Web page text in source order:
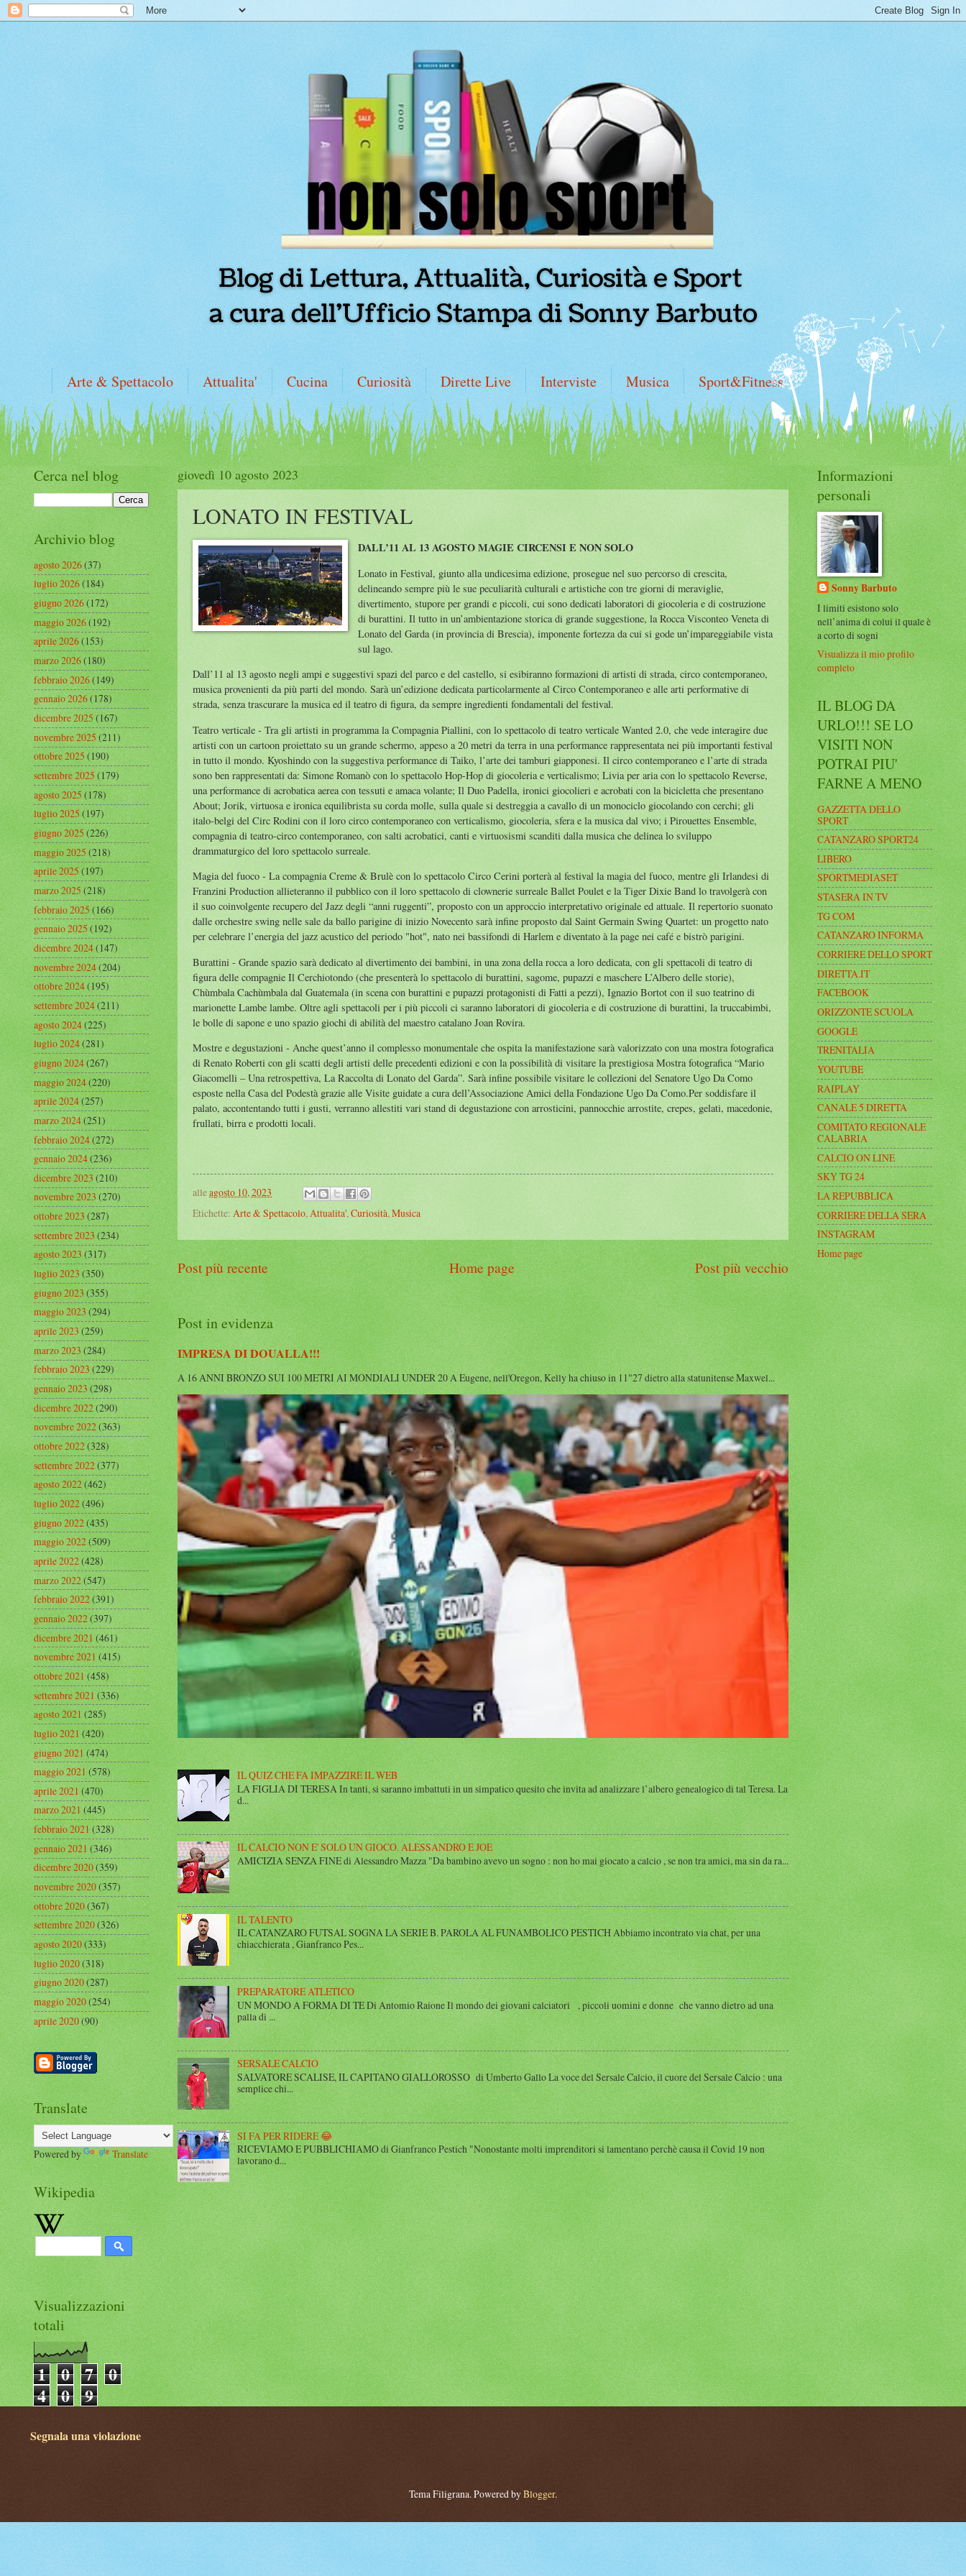
Arte & Spettacolo Attualita' Cucina Curiosità Dirette Live Interviste Musica Sport&Fitness
giovedì 10 agosto 2023
LONATO IN FESTIVAL
DALL’11 AL 13 AGOSTO MAGIE CIRCENSI E NON SOLO
Lonato in Festival, giunto alla undicesima edizione, prosegue nel suo percorso di crescita,
delineando sempre più le sue peculiarità culturali e artistiche con tre giorni di meraviglie,
divertimento, stupore per grandi e piccoli, cui sono dedicati laboratori di giocoleria e di costruzione
di burattini. Il tutto in un’ambientazione storica di grande suggestione, la Rocca Visconteo Veneta di
Lonato del Garda (in provincia di Brescia), imponente fortezza da cui si gode un’impareggiabile vista
sul lago.
Dall’11 al 13 agosto negli ampi e suggestivi spazi del parco e del castello, si esibiranno formazioni di artisti di strada, circo contemporaneo,
musica provenienti da più parti del mondo. Sarà un’edizione dedicata particolarmente al Circo Contemporaneo e alle arti performative di
strada, senza trascurare la musica ed il teatro di figura, da sempre ingredienti fondamentali del festival.
Teatro verticale - Tra gli artisti in programma la Compagnia Piallini, con lo spettacolo di teatro verticale Wanted 2.0, che vede interagire due
artisti con un cartoon proiettato su un grande schermo, appeso a 20 metri da terra in una performance rappresentata nei più importanti festival
in tutto il mondo. Kyoshindo con la suggestiva performance di Taiko, l’arte dei tamburi giapponesi. Il circo contemporaneo e l’arte di strada
sono ben rappresentati da: Simone Romanò con lo spettacolo Hop-Hop di giocoleria e verticalismo; Livia per aria con lo spettacolo Reverse,
una performance di acrobatica aerea con tessuti e amaca volante; Il Duo Padella, ironici giocolieri e acrobati con la bicicletta che presentano
About; Jorik, virtuosa e ironica equilibrista su corda molle, sulla quale si destreggia a cavallo di un monociclo giocolando con cerchi; gli
italo-belgi del Circ Rodini con il loro circo contemporaneo con verticalismo, giocoleria, sfera e la musica dal vivo; i Pirouettes Ensemble,
compagnia di teatro-circo contemporaneo, con salti acrobatici, canti e virtuosismi scanditi dalla musica che delinea lo sviluppo
drammaturgico del loro spettacolo surreale.
Magia del fuoco - La compagnia Creme & Brulè con lo spettacolo Circo Cerini porterà al festival la magia del fuoco, mentre gli Irlandesi di
Franzini Production allieteranno il pubblico con il loro spettacolo di clownerie surreale Ballet Poulet e la Tiger Dixie Band lo travolgerà con
il suo coinvolgente recupero del Jazz degli “anni ruggenti”, proposto con un approccio interpretativo originale ed attuale. Il repertorio suonato
dalle orchestre swing nelle sale da ballo parigine di inizio Novecento sarà infine proposto dal Saint Germain Swing Quartet: un progetto nato
per celebrare l’energia del jazz acustico del periodo "hot", nato nei bassifondi di Harlem e diventato à la page nei café e bistrò parigini.
Burattini - Grande spazio sarà dedicato al divertimento dei bambini, in una zona della rocca a loro dedicata, con gli spettacoli di teatro di
figura delle compagnie Il Cerchiotondo (che presenterà lo spettacolo di burattini, sagome, pupazzi e maschere L’Albero delle storie),
Chùmbala Cachùmbala dal Guatemala (in scena con burattini e pupazzi protagonisti di Fatti a pezzi), Ignazio Bortot con il suo teatrino di
marionette Lambe lambe. Oltre agli spettacoli per i più piccoli ci saranno laboratori di giocoleria e di costruzione di burattini, la truccabimbi,
le bolle di sapone e uno spazio giochi di abilità del maestro catalano Joan Rovira.
Mostre e degustazioni - Anche quest’anno il complesso monumentale che ospita la manifestazione sarà valorizzato con una mostra fotografica
di Renato Roberti con gli scatti degli artisti delle precedenti edizioni e con la possibilità di visitare la prestigiosa Mostra fotografica “Mario
Giacomelli – Una retrospettiva, La Raccolta di Lonato del Garda”. Sarà infine possibile visitare le collezioni del Senatore Ugo Da Como
esposte nella Casa del Podestà grazie alle Visite guidate a cura dell’Associazione Amici della Fondazione Ugo Da Como.Per soddisfare il
palato, accontentando tutti i gusti, verranno allestiti vari stand di degustazione con arrosticini, pannocchie arrostite, crepes, gelati, macedonie,
frullati, birra e prodotti locali.
alleagosto 10, 2023
Etichette: Arte & Spettacolo,Attualita',Curiosità,Musica
Post più recente Post più vecchio
Home page
Post in evidenza
IMPRESA DI DOUALLA!!!
A 16 ANNI BRONZO SUI 100 METRI AI MONDIALI UNDER 20 A Eugene, nell'Oregon, Kelly ha chiuso in 11"27 dietro alla statunitense Maxwel...
IL QUIZ CHE FA IMPAZZIRE IL WEB
LA FIGLIA DI TERESA In tanti, si saranno imbattuti in un simpatico quesito che invita ad analizzare l’albero genealogico di tal Teresa. La
d...
IL CALCIO NON E' SOLO UN GIOCO. ALESSANDRO E JOE
AMICIZIA SENZA FINE di Alessandro Mazza "Da bambino avevo un sogno : non ho mai giocato a calcio , se non tra amici, ma sin da ra...
IL TALENTO
IL CATANZARO FUTSAL SOGNA LA SERIE B. PAROLA AL FUNAMBOLICO PESTICH Abbiamo incontrato via chat, per una
chiacchierata , Gianfranco Pes...
PREPARATORE ATLETICO
UN MONDO A FORMA DI TE Di Antomio Raione Il mondo dei giovani calciatori , piccoli uomini e donne che vanno dietro ad una
palla di ...
SERSALE CALCIO
SALVATORE SCALISE, IL CAPITANO GIALLOROSSO di Umberto Gallo La voce del Sersale Calcio, il cuore del Sersale Calcio : una
semplice chi...
SI FA PER RIDERE 😂
RICEVIAMO E PUBBLICHIAMO di Gianfranco Pestich "Nonostante molti imprenditori si lamentano perchè causa il Covid 19 non
lavorano d...
Cerca nel blog
Archivio blog
agosto 2026(37)
luglio 2026(184)
giugno 2026(172)
maggio 2026(192)
aprile 2026(153)
marzo 2026(180)
febbraio 2026(149)
gennaio 2026(178)
dicembre 2025(167)
novembre 2025(211)
ottobre 2025(190)
settembre 2025(179)
agosto 2025(178)
luglio 2025(197)
giugno 2025(226)
maggio 2025(218)
aprile 2025(197)
marzo 2025(218)
febbraio 2025(166)
gennaio 2025(192)
dicembre 2024(147)
novembre 2024(204)
ottobre 2024(195)
settembre 2024(211)
agosto 2024(225)
luglio 2024(281)
giugno 2024(267)
maggio 2024(220)
aprile 2024(257)
marzo 2024(251)
febbraio 2024(272)
gennaio 2024(236)
dicembre 2023(210)
novembre 2023(270)
ottobre 2023(287)
settembre 2023(234)
agosto 2023(317)
luglio 2023(350)
giugno 2023(355)
maggio 2023(294)
aprile 2023(259)
marzo 2023(284)
febbraio 2023(229)
gennaio 2023(298)
dicembre 2022(290)
novembre 2022(363)
ottobre 2022(328)
settembre 2022(377)
agosto 2022(462)
luglio 2022(496)
giugno 2022(435)
maggio 2022(509)
aprile 2022(428)
marzo 2022(547)
febbraio 2022(391)
gennaio 2022(397)
dicembre 2021(461)
novembre 2021(415)
ottobre 2021(458)
settembre 2021(336)
agosto 2021(285)
luglio 2021(420)
giugno 2021(474)
maggio 2021(578)
aprile 2021(470)
marzo 2021(445)
febbraio 2021(328)
gennaio 2021(346)
dicembre 2020(359)
novembre 2020(357)
ottobre 2020(367)
settembre 2020(326)
agosto 2020(333)
luglio 2020(318)
giugno 2020(287)
maggio 2020(254)
aprile 2020(90)
Translate
Powered by Translate
Wikipedia
Visualizzazioni
totali
1 0 7 0
4 0 9
Informazioni
personali
Sonny Barbuto
I limiti esistono solo
nell’anima di colui il quale è
a corto di sogni
Visualizza il mio profilo
completo
IL BLOG DA
URLO!!! SE LO
VISITI NON
POTRAI PIU'
FARNE A MENO
GAZZETTA DELLO
SPORT
CATANZARO SPORT24
LIBERO
SPORTMEDIASET
STASERA IN TV
TG COM
CATANZARO INFORMA
CORRIERE DELLO SPORT
DIRETTA.IT
FACEBOOK
ORIZZONTE SCUOLA
GOOGLE
TRENITALIA
YOUTUBE
RAIPLAY
CANALE 5 DIRETTA
COMITATO REGIONALE
CALABRIA
CALCIO ON LINE
SKY TG 24
LA REPUBBLICA
CORRIERE DELLA SERA
INSTAGRAM
Home page
Segnala una violazione
Tema Filigrana. Powered byBlogger.